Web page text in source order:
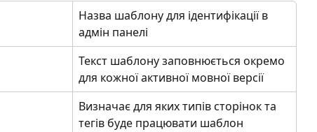
Назва шаблону для ідентифікації в
адмін панелі
Текст шаблону заповнюється окремо
для кожної активної мовної версії
Визначає для яких типів сторінок та
тегів буде працювати шаблон